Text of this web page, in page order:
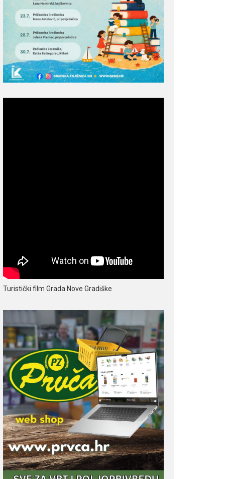
Turistički film Grada Nove Gradiške